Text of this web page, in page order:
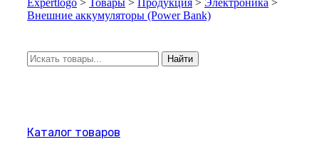
of
Внешние аккумуляторы (Power Bank)
Искать: Найти
Каталог товаров